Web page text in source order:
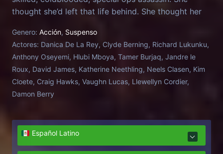
thought she’d left that life behind. She thought her
wrong.
Genero: Acción, Suspenso
Actores: Danica De La Rey, Clyde Berning, Richard Lukunku,
Anthony Oseyemi, Hlubi Mboya, Tamer Burjaq, Jandre le
Roux, David James, Katherine Neethling, Neels Clasen, Kim
Cloete, Craig Hawks, Vaughn Lucas, Llewellyn Cordier,
Damon Berry
Español Latino